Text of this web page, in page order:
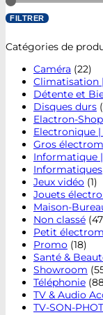
FILTRER
Catégories de
Caméra (22)
Climatisation
Détente et
Disques durs
Elactron-Shop
Electronique
Gros
Informatique
Informatiques
Jeux vidéo (1)
Jouets
Maison-
Non classé
Petit
Promo (18)
Santé &
Showroom
Téléphonie
TV & Audio
TV-SON-